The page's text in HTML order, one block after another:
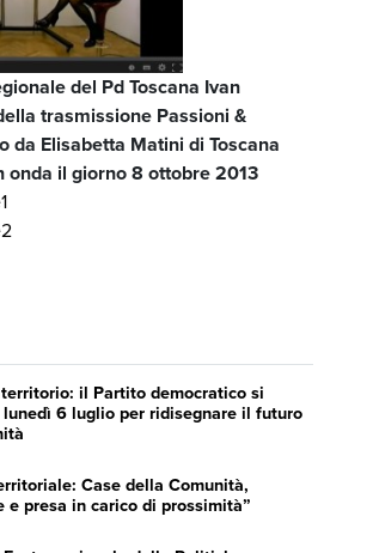
del Pd Toscana Ivan
trasmissione Passioni &
da Elisabetta Matini di Toscana
onda il giorno 8 ottobre 2013
il Partito democratico si
6 luglio per ridisegnare il futuro
Case della Comunità,
e presa in carico di prossimità”